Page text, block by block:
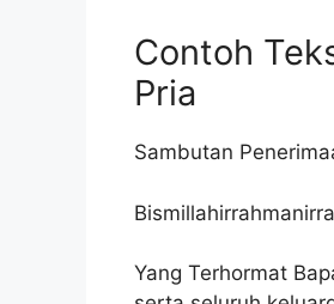
Contoh
Pria
Sambutan
Yang Terhormat